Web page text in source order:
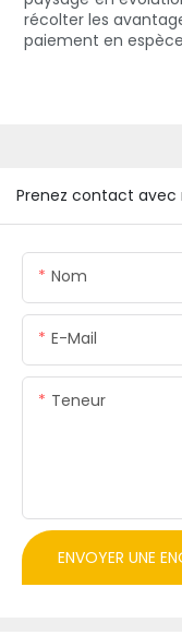
récolter les
paiement en
Prenez contact avec
Nom
E-Mail
Teneur
ENVOYER UNE